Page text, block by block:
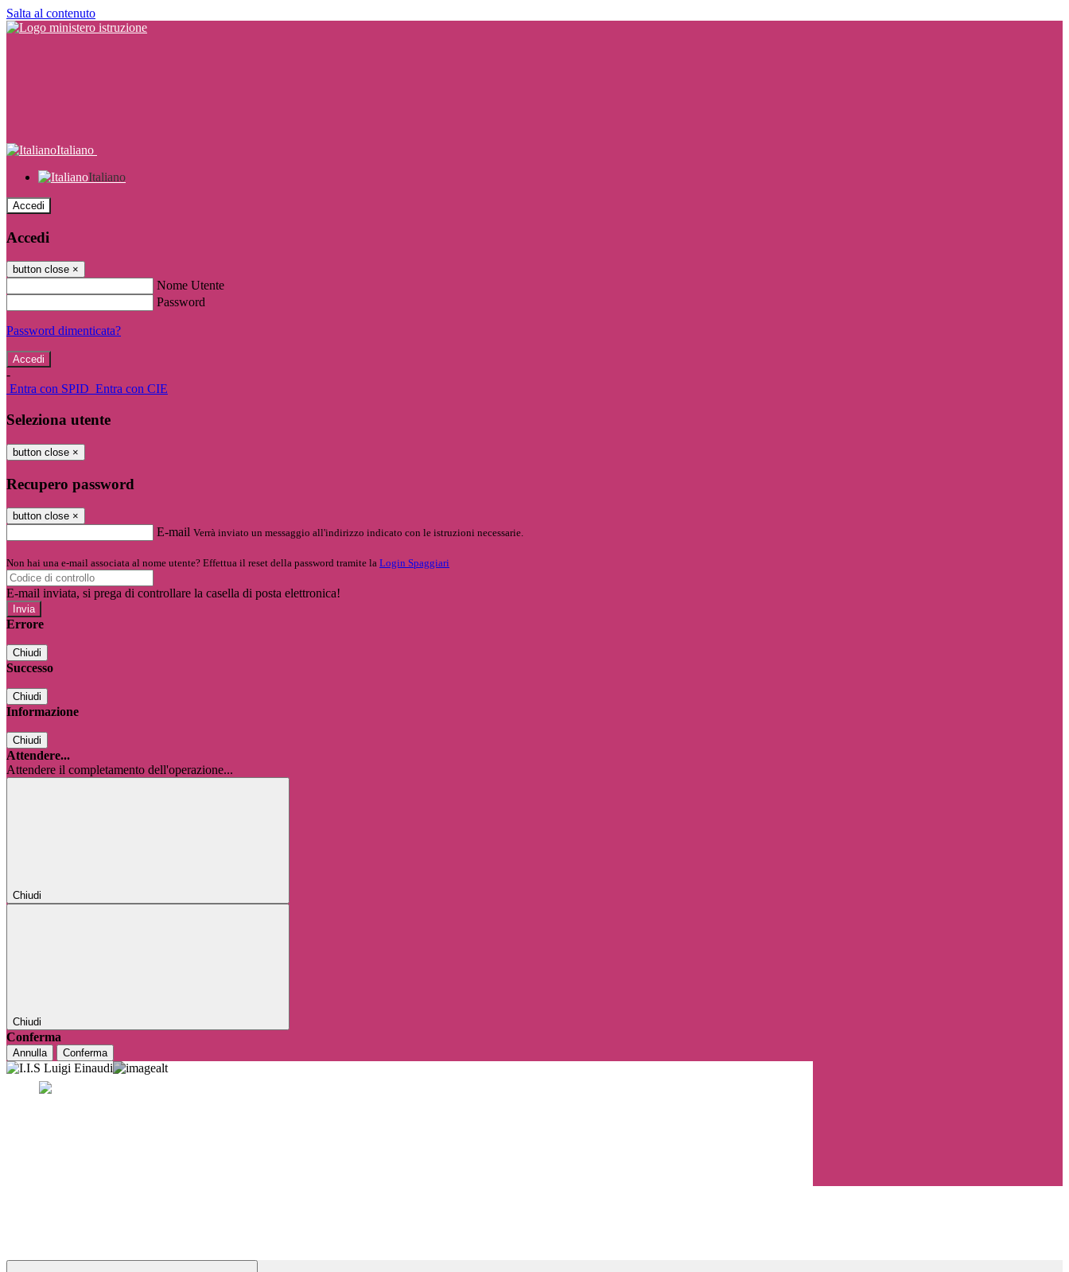
Salta al contenuto
Italiano
Italiano
Accedi
Accedi
button close ×
Nome Utente
Password
Password dimenticata?
-
Entra con SPID Entra con CIE
Seleziona utente
button close ×
Recupero password
button close ×
E-mail Verrà inviato un messaggio all'indirizzo indicato con le istruzioni necessarie.
Non hai una e-mail associata al nome utente? Effettua il reset della password tramite la Login Spaggiari
E-mail inviata, si prega di controllare la casella di posta elettronica!
Errore
Chiudi
Successo
Chiudi
Informazione
Chiudi
Attendere...
Attendere il completamento dell'operazione...
Chiudi
Chiudi
Conferma
Annulla Conferma